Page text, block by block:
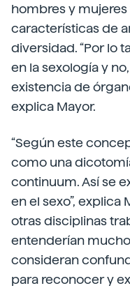
hombres y
características de
diversidad. “Por lo
en la sexología y
existencia de
explica Mayor.
“Según este
como una
continuum. Así se
en el sexo”, explica
otras disciplinas
entenderían
consideran
para reconocer y